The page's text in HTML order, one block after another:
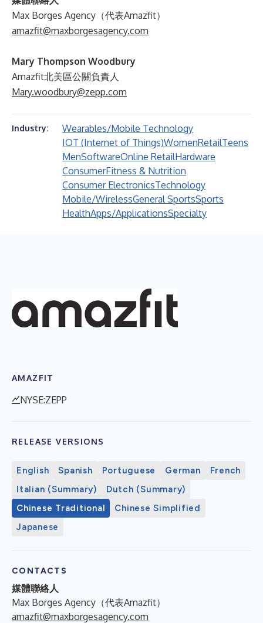
Max Borges Agency（代表Amazfit）
amazfit@maxborgesagency.com
Mary Thompson Woodbury
Amazfit北美區公關負責人
Mary.woodbury@zepp.com
Industry:
Wearables/Mobile Technology
IOT (Internet of Things)WomenRetailTeens
MenSoftwareOnline RetailHardware
ConsumerFitness & Nutrition
Consumer ElectronicsTechnology
Mobile/WirelessGeneral SportsSports
HealthApps/ApplicationsSpecialty
AMAZFIT
NYSE:ZEPP
RELEASE VERSIONS
English Spanish Portuguese German
French
Italian (Summary)
Dutch (Summary)
Chinese Traditional
Chinese Simplified
Japanese
CONTACTS
媒體聯絡人
Max Borges Agency（代表Amazfit）
amazfit@maxborgesagency.com